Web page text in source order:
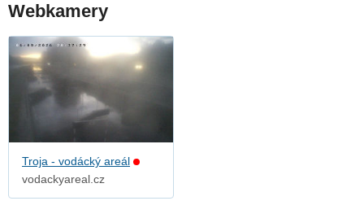
Webkamery
Troja - vodácký areál
vodackyareal.cz